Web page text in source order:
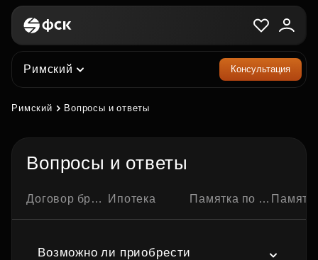
Римский Консультация
Римский Вопросы и ответы
Вопросы и ответы
Договор бронирования квартиры Ипотека Памятка по ипотечной сделке Памятка по
Возможно ли приобрести